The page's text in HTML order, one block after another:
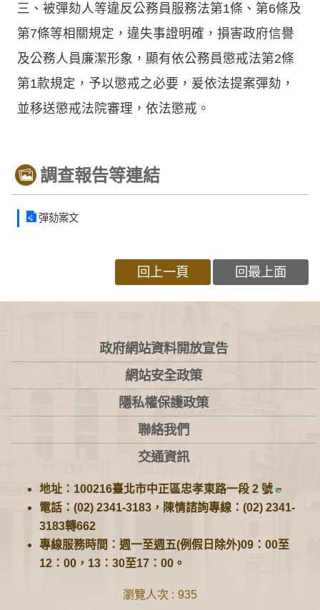
三、被彈劾人等違反公務員服務法第1條、第6條及
第7條等相關規定，違失事證明確，損害政府信譽
及公務人員廉潔形象，顯有依公務員懲戒法第2條
第1款規定，予以懲戒之必要，爰依法提案彈劾，
並移送懲戒法院審理，依法懲戒。
調查報告等連結
彈劾案文
回上一頁 回最上面
:::
政府網站資料開放宣告
網站安全政策
隱私權保護政策
聯絡我們
交通資訊
地址：100216臺北市中正區忠孝東路一段 2 號
電話：(02) 2341-3183，陳情諮詢專線：(02) 2341-
3183轉662
專線服務時間：週一至週五(例假日除外)09：00至
12：00，13：30至17：00。
瀏覽人次 935